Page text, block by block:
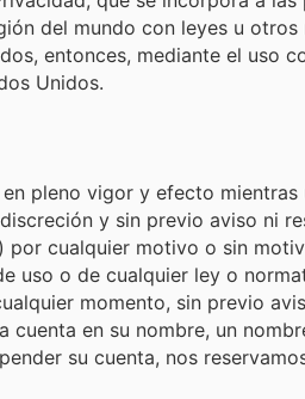
del mundo con leyes u
entonces, mediante el
Unidos.
pleno vigor y efecto
y sin previo aviso ni
cualquier motivo o sin
uso o de cualquier ley o
momento, sin previo
cuenta en su nombre, un
su cuenta, nos